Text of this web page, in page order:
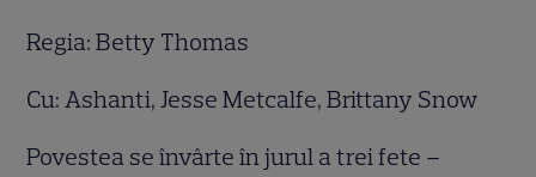
Regia: Betty Thomas
Cu: Ashanti, Jesse Metcalfe, Brittany Snow
Povestea se învârte în jurul a trei fete –